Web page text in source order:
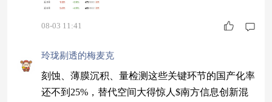
08-03 11:41
玲珑剔透的梅麦克
刻蚀、薄膜沉积、量检测这些关键环节的国产化率
还不到25%，替代空间大得惊人$南方信息创新混